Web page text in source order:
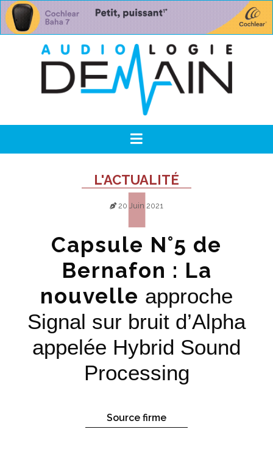
L'ACTUALITÉ
20 Juin 2021
Capsule N°5 de
Bernafon : La
nouvelle approche
Signal sur bruit d’Alpha
appelée Hybrid Sound
Processing
Source firme